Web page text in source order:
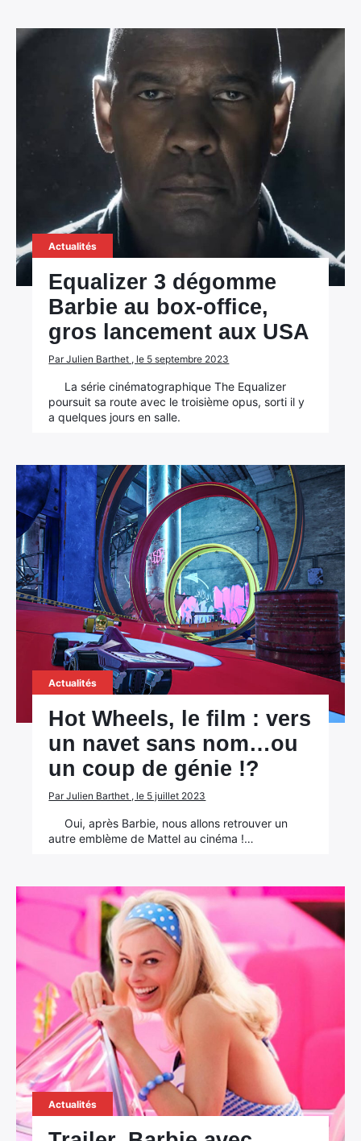
Actualités
Equalizer 3 dégomme
Barbie au box-office,
gros lancement aux USA
Par Julien Barthet , le 5 septembre 2023
La série cinématographique The Equalizer
poursuit sa route avec le troisième opus, sorti il y
a quelques jours en salle.
Actualités
Hot Wheels, le film : vers
un navet sans nom…ou
un coup de génie !?
Par Julien Barthet , le 5 juillet 2023
Oui, après Barbie, nous allons retrouver un
autre emblème de Mattel au cinéma !…
Actualités